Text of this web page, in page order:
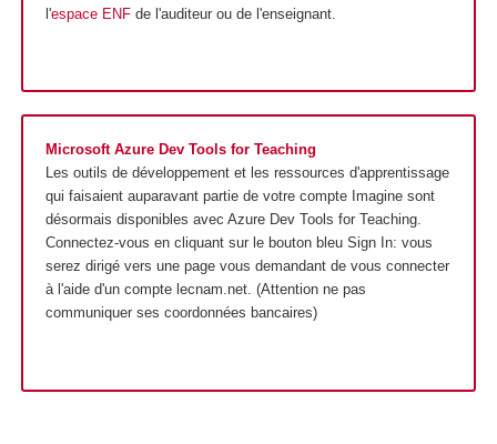
l'espace ENFde l'auditeur ou de l'enseignant.
Microsoft Azure Dev Tools for Teaching
Les outils de développement et les ressources d'apprentissage
qui faisaient auparavant partie de votre compte Imagine sont
désormais disponibles avec Azure Dev Tools for Teaching.
Connectez-vous en cliquant sur le bouton bleu Sign In: vous
serez dirigé vers une page vous demandant de vous connecter
à l'aide d'un compte lecnam.net. (Attention ne pas
communiquer ses coordonnées bancaires)